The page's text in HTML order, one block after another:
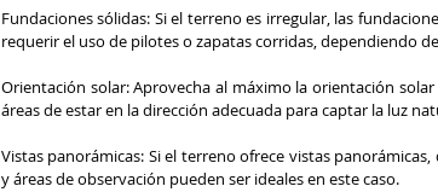
Fundaciones sólidas: Si el terreno es irregular, las
requerir el uso de pilotes o zapatas corridas, dependiendo
Orientación solar: Aprovecha al máximo la orientación
áreas de estar en la dirección adecuada para captar la luz
Vistas panorámicas: Si el terreno ofrece vistas
y áreas de observación pueden ser ideales en este caso.